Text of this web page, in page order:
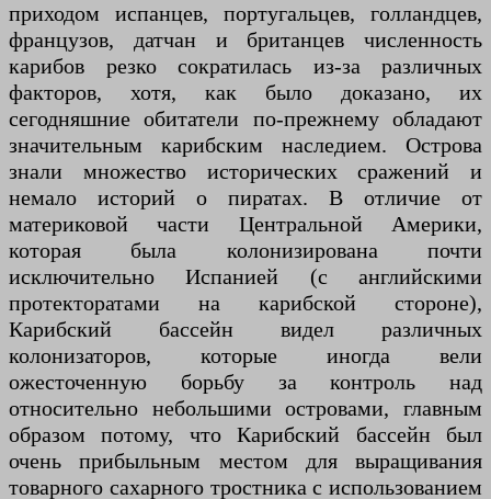
приходом испанцев, португальцев, голландцев,
французов, датчан и британцев численность
карибов резко сократилась из-за различных
факторов, хотя, как было доказано, их
сегодняшние обитатели по-прежнему обладают
значительным карибским наследием. Острова
знали множество исторических сражений и
немало историй о пиратах. В отличие от
материковой части Центральной Америки,
которая была колонизирована почти
исключительно Испанией (с английскими
протекторатами на карибской стороне),
Карибский бассейн видел различных
колонизаторов, которые иногда вели
ожесточенную борьбу за контроль над
относительно небольшими островами, главным
образом потому, что Карибский бассейн был
очень прибыльным местом для выращивания
товарного сахарного тростника с использованием